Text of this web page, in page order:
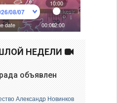
НЕДЕЛИ
объявлен
Александр Новинков